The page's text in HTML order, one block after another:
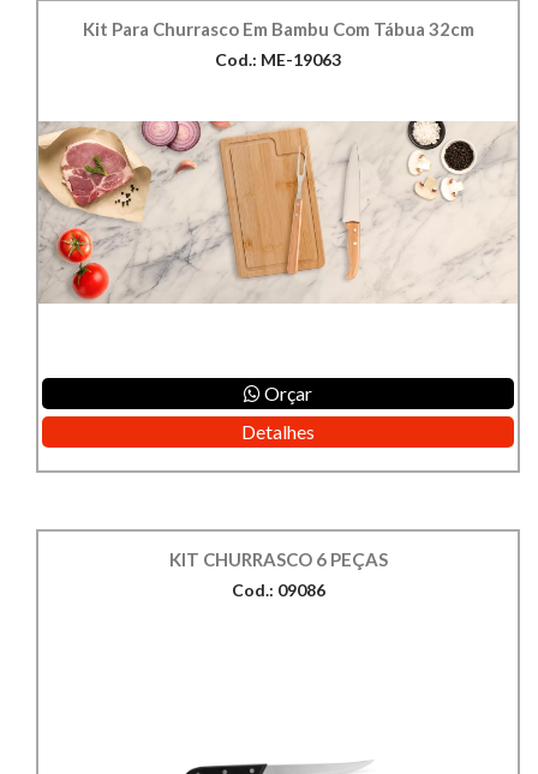
Kit Para Churrasco Em Bambu Com Tábua 32cm
Cod.: ME-19063
Orçar
Detalhes
KIT CHURRASCO 6 PEÇAS
Cod.: 09086